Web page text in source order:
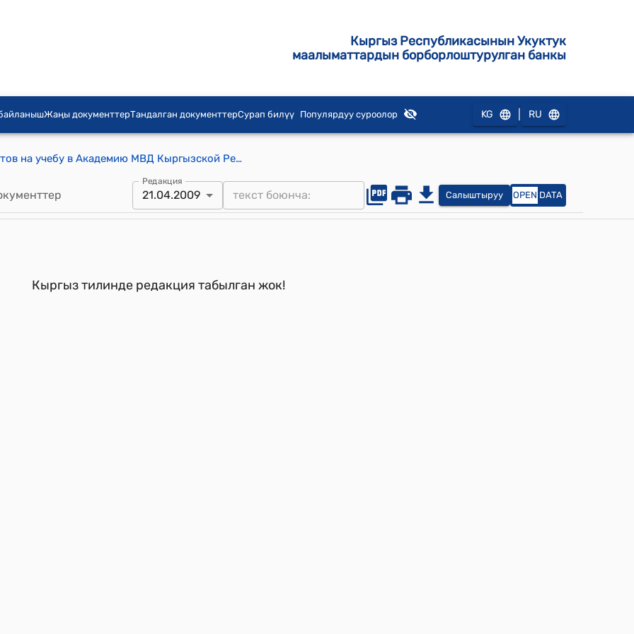
Кыргыз Республикасынын Укуктук
маалыматтардын борборлоштурулган банкы
Жаңы документтерТандалган документтерСурап билүү Популярдуу суроолор KG RU
Правила отбора и приема кандидатов на учебу в Академию МВД Кыргызской Республики имени генерал-майора милиции Алиева Э.А. (утверждены приказом МВД КР от 21 апреля 2009 года № 315)
Редакция
21.04.2009 Салыштыруу OPEN DATA
Кыргыз тилинде редакция табылган жок!